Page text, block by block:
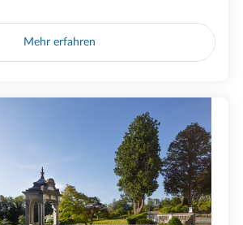
Mehr erfahren